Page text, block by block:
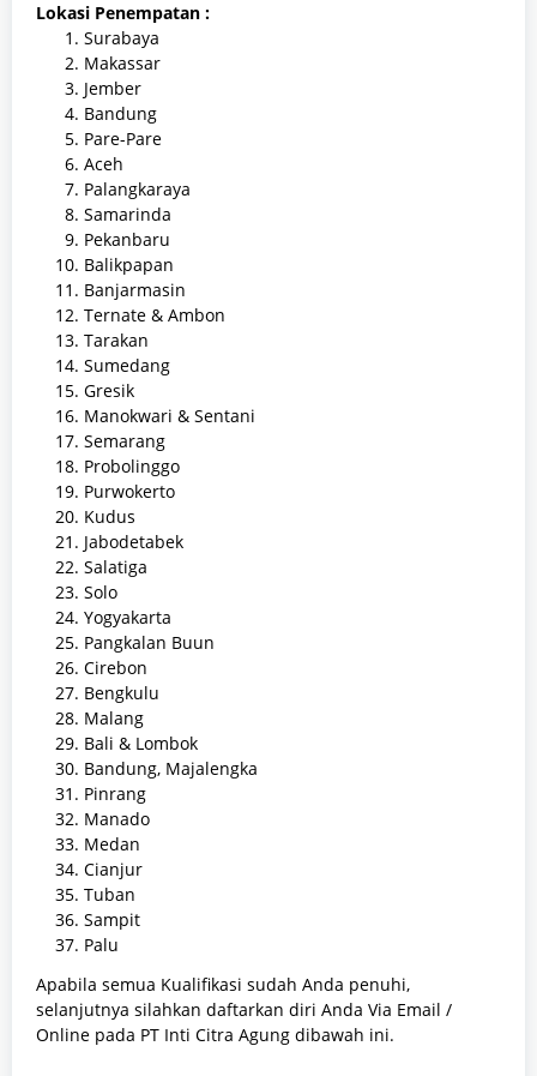
Lokasi Penempatan :
Surabaya
Makassar
Jember
Bandung
Pare-Pare
Aceh
Palangkaraya
Samarinda
Pekanbaru
Balikpapan
Banjarmasin
Ternate & Ambon
Tarakan
Sumedang
Gresik
Manokwari & Sentani
Semarang
Probolinggo
Purwokerto
Kudus
Jabodetabek
Salatiga
Solo
Yogyakarta
Pangkalan Buun
Cirebon
Bengkulu
Malang
Bali & Lombok
Bandung, Majalengka
Pinrang
Manado
Medan
Cianjur
Tuban
Sampit
Palu
Apabila semua Kualifikasi sudah Anda penuhi,
selanjutnya silahkan daftarkan diri Anda Via Email /
Online pada PT Inti Citra Agung dibawah ini.